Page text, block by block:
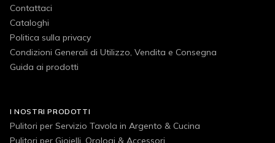
Contattaci
Cataloghi
Politica sulla privacy
Condizioni Generali di Utilizzo, Vendita e Consegna
Guida ai prodotti
I NOSTRI PRODOTTI
Pulitori per Servizio Tavola in Argento & Cucina
Pulitori per Gioielli, Orologi & Accessori